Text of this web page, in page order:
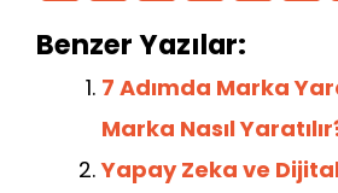
a
c
e
b
o
h
a
ts
A
p
w
itt
er
n
k
e
dI
n
el
gr
a
m
Benzer Yazılar:
7 Adımda Marka
Marka Nasıl
Yapay Zeka ve